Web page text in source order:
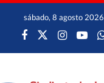
sábado, 8 agosto 2026